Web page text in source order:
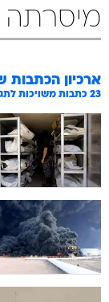
מיסרתה
ארכיון הכתבות
23 כתבות משויכות